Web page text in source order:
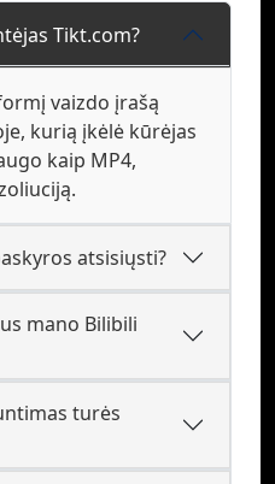
Tikt.com?
vaizdo įrašą
kurią įkėlė kūrėjas
kaip MP4,
atsisiųsti?
mano Bilibili
turės